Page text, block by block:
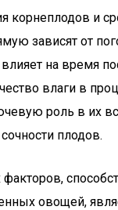
корнеплодов и
зависят от
на время
влаги в
роль в их
плодов.
овощей,